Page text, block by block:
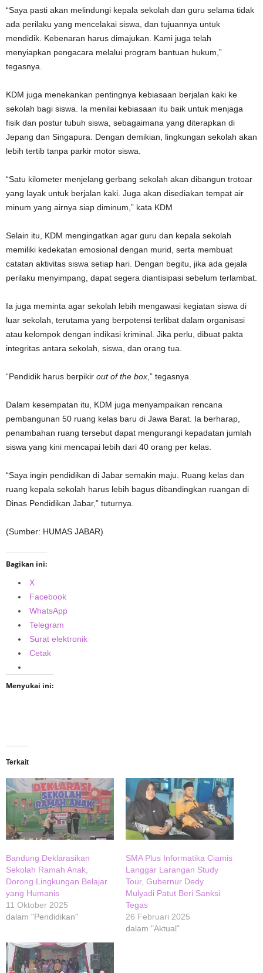
“Saya pasti akan melindungi kepala sekolah dan guru selama tidak
ada perilaku yang mencelakai siswa, dan tujuannya untuk
mendidik. Kebenaran harus dimajukan. Kami juga telah
menyiapkan pengacara melalui program bantuan hukum,”
tegasnya.
KDM juga menekankan pentingnya kebiasaan berjalan kaki ke
sekolah bagi siswa. Ia menilai kebiasaan itu baik untuk menjaga
fisik dan postur tubuh siswa, sebagaimana yang diterapkan di
Jepang dan Singapura. Dengan demikian, lingkungan sekolah akan
lebih tertib tanpa parkir motor siswa.
“Satu kilometer menjelang gerbang sekolah akan dibangun trotoar
yang layak untuk berjalan kaki. Juga akan disediakan tempat air
minum yang airnya siap diminum,” kata KDM
Selain itu, KDM mengingatkan agar guru dan kepala sekolah
memiliki kedekatan emosional dengan murid, serta membuat
catatan aktivitas siswa setiap hari. Dengan begitu, jika ada gejala
perilaku menyimpang, dapat segera diantisipasi sebelum terlambat.
Ia juga meminta agar sekolah lebih mengawasi kegiatan siswa di
luar sekolah, terutama yang berpotensi terlibat dalam organisasi
atau kelompok dengan indikasi kriminal. Jika perlu, dibuat pakta
integritas antara sekolah, siswa, dan orang tua.
“Pendidik harus berpikir out of the box,” tegasnya.
Dalam kesempatan itu, KDM juga menyampaikan rencana
pembangunan 50 ruang kelas baru di Jawa Barat. Ia berharap,
penambahan ruang tersebut dapat mengurangi kepadatan jumlah
siswa yang kini mencapai lebih dari 40 orang per kelas.
“Saya ingin pendidikan di Jabar semakin maju. Ruang kelas dan
ruang kepala sekolah harus lebih bagus dibandingkan ruangan di
Dinas Pendidikan Jabar,” tuturnya.
(Sumber: HUMAS JABAR)
Bagikan ini:
X
Facebook
WhatsApp
Telegram
Surat elektronik
Cetak
Menyukai ini:
Terkait
Bandung Deklarasikan
Sekolah Ramah Anak,
Dorong Lingkungan Belajar
yang Humanis
11 Oktober 2025
dalam "Pendidikan"
SMA Plus Informatika Ciamis
Langgar Larangan Study
Tour, Gubernur Dedy
Mulyadi Patut Beri Sanksi
Tegas
26 Februari 2025
dalam "Aktual"